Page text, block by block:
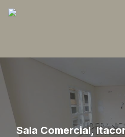
Sala Comercial,